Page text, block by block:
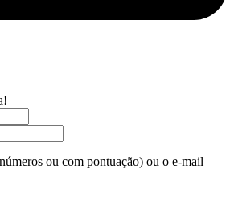
ou com pontuação) ou o e-mail